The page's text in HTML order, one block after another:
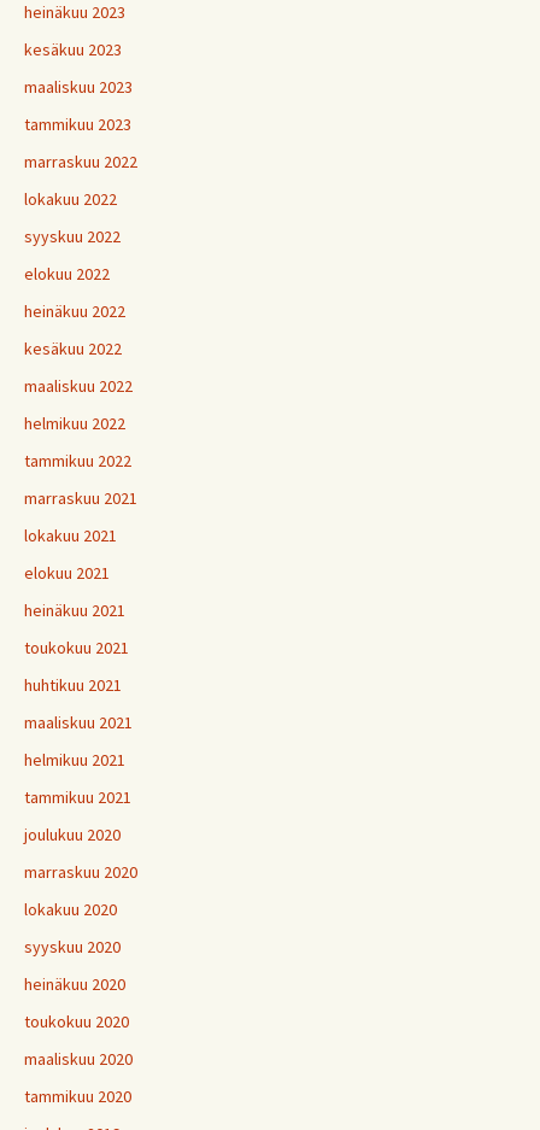
heinäkuu 2023
kesäkuu 2023
maaliskuu 2023
tammikuu 2023
marraskuu 2022
lokakuu 2022
syyskuu 2022
elokuu 2022
heinäkuu 2022
kesäkuu 2022
maaliskuu 2022
helmikuu 2022
tammikuu 2022
marraskuu 2021
lokakuu 2021
elokuu 2021
heinäkuu 2021
toukokuu 2021
huhtikuu 2021
maaliskuu 2021
helmikuu 2021
tammikuu 2021
joulukuu 2020
marraskuu 2020
lokakuu 2020
syyskuu 2020
heinäkuu 2020
toukokuu 2020
maaliskuu 2020
tammikuu 2020